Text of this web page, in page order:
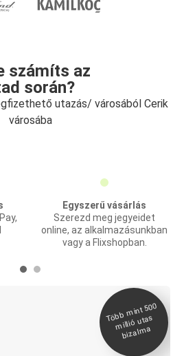
számíts az
során?
utazás/ városából Cerik
városába
Egyszerű vásárlás
Szerezd meg jegyeidet
online, az alkalmazásunkban
vagy a Flixshopban.
Több
mint 500
millió utas
bizal
ma